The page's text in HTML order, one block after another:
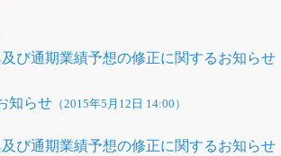
び通期業績予想の修正に関するお知らせ
知らせ （2015年5月12日 14:00）
び通期業績予想の修正に関するお知らせ